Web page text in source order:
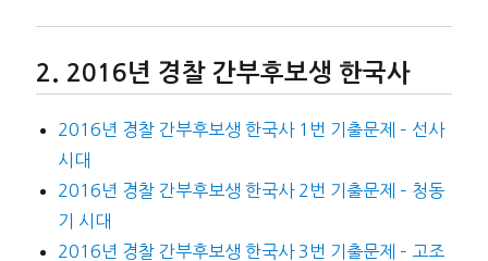
2016년 경찰 간부후보생 한국사
2016년 경찰 간부후보생 한국사 1번 기출문제 – 선사
시대
2016년 경찰 간부후보생 한국사 2번 기출문제 – 청동
기 시대
2016년 경찰 간부후보생 한국사 3번 기출문제 – 고조